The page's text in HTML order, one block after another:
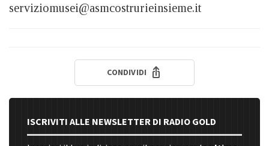
serviziomusei@asmcostrurieinsieme.it
CONDIVIDI
ISCRIVITI ALLE NEWSLETTER DI RADIO GOLD